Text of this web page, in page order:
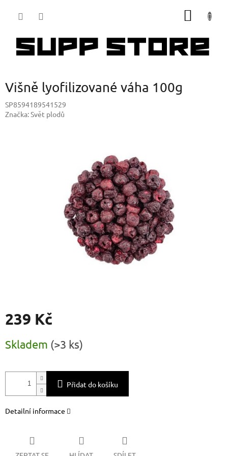
Višně lyofilizované váha 100g
SP8594189541529
Značka:Svět plodů
239 Kč
cena:
Skladem (>3 ks)
Přidat do košíku
Detailní informace